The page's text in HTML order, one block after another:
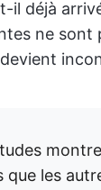
il déjà
ne sont
que les